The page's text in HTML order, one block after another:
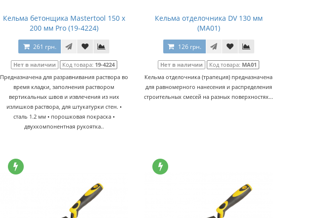
Кельма бетонщика Mastertool 150 x
200 мм Pro (19-4224)
261 грн.
Нет в наличии Код товара: 19-4224
Предназначена для разравнивания раствора во
время кладки, заполнения раствором
вертикальных швов и извлечения из них
излишков раствора, для штукатурки стен. •
сталь 1.2 мм • порошковая покраска •
двухкомпонентная рукоятка..
Кельма отделочника DV 130 мм
(МА01)
126 грн.
Нет в наличии Код товара: МА01
Кельма отделочника (трапеция) предназначена
для равномерного нанесения и распределения
строительных смесей на разных поверхностях...